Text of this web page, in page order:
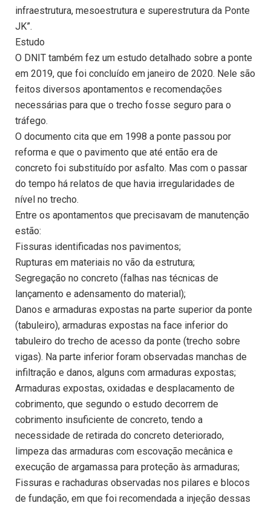
infraestrutura, mesoestrutura e superestrutura da Ponte
JK”.
Estudo
O DNIT também fez um estudo detalhado sobre a ponte
em 2019, que foi concluído em janeiro de 2020. Nele são
feitos diversos apontamentos e recomendações
necessárias para que o trecho fosse seguro para o
tráfego.
O documento cita que em 1998 a ponte passou por
reforma e que o pavimento que até então era de
concreto foi substituído por asfalto. Mas com o passar
do tempo há relatos de que havia irregularidades de
nível no trecho.
Entre os apontamentos que precisavam de manutenção
estão:
Fissuras identificadas nos pavimentos;
Rupturas em materiais no vão da estrutura;
Segregação no concreto (falhas nas técnicas de
lançamento e adensamento do material);
Danos e armaduras expostas na parte superior da ponte
(tabuleiro), armaduras expostas na face inferior do
tabuleiro do trecho de acesso da ponte (trecho sobre
vigas). Na parte inferior foram observadas manchas de
infiltração e danos, alguns com armaduras expostas;
Armaduras expostas, oxidadas e desplacamento de
cobrimento, que segundo o estudo decorrem de
cobrimento insuficiente de concreto, tendo a
necessidade de retirada do concreto deteriorado,
limpeza das armaduras com escovação mecânica e
execução de argamassa para proteção às armaduras;
Fissuras e rachaduras observadas nos pilares e blocos
de fundação, em que foi recomendada a injeção dessas